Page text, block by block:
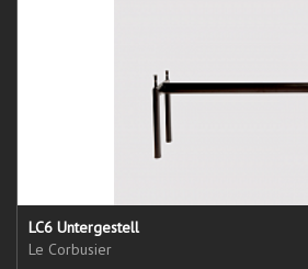
LC6 Untergestell
Le Corbusier